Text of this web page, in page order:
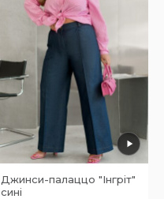
Джинси-палаццо "Інгріт"
сині